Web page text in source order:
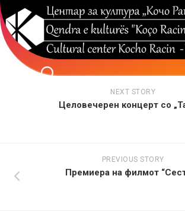
Skip
to
content
NEXT STORY
Целовечерен концерт со
PREVIOUS STORY
Премиера на филмот